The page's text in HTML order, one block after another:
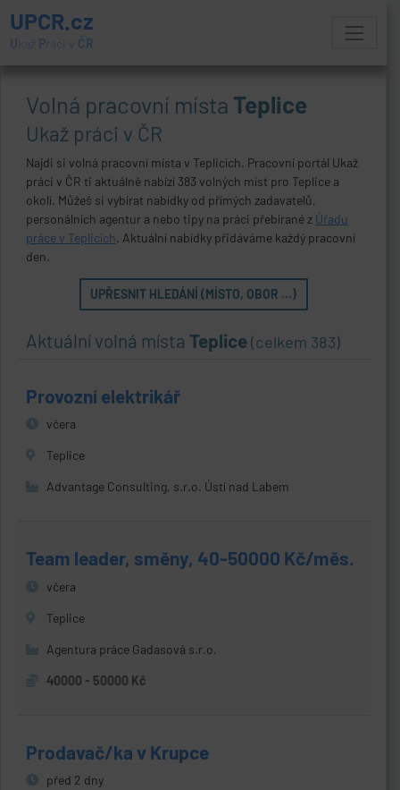
UPCR.cz
U kaž Práci v ČR
Volná pracovní místa Teplice
Ukaž práci v ČR
Najdi si volná pracovní místa v Teplicích. Pracovní portál Ukaž
práci v ČR ti aktuálně nabízí 383 volných míst pro Teplice a
okolí. Můžeš si vybírat nabídky od přímých zadavatelů,
personálních agentur a nebo tipy na práci přebírané z Úřadu
práce v Teplicích. Aktuální nabídky přidáváme každý pracovní
den.
UPŘESNIT HLEDÁNÍ (MÍSTO, OBOR ...)
Aktuální volná místa Teplice(celkem 383)
Provozní elektrikář
včera
Teplice
Advantage Consulting, s.r.o. Ústí nad Labem
Team leader, směny, 40-50000 Kč/měs.
včera
Teplice
Agentura práce Gadasová s.r.o.
40000 - 50000 Kč
Prodavač/ka v Krupce
před 2 dny